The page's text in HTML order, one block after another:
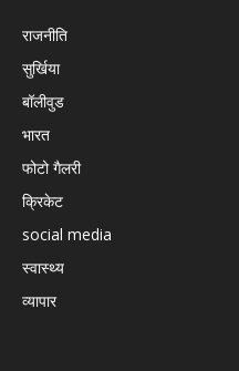
राजनीति
सुर्खिया
बॉलीवुड
भारत
फोटो गैलरी
क्रिकेट
social media
स्वास्थ्य
व्यापार